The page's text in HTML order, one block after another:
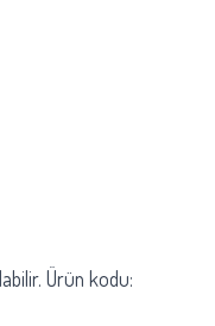
Ürün kodu: